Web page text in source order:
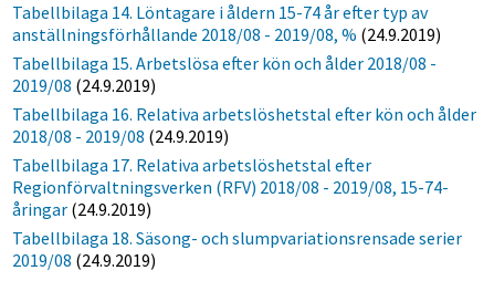
Tabellbilaga 14. Löntagare i åldern 15-74 år efter typ av
anställningsförhållande 2018/08 - 2019/08, % (24.9.2019)
Tabellbilaga 15. Arbetslösa efter kön och ålder 2018/08 -
2019/08 (24.9.2019)
Tabellbilaga 16. Relativa arbetslöshetstal efter kön och ålder
2018/08 - 2019/08 (24.9.2019)
Tabellbilaga 17. Relativa arbetslöshetstal efter
Regionförvaltningsverken (RFV) 2018/08 - 2019/08, 15-74-
åringar (24.9.2019)
Tabellbilaga 18. Säsong- och slumpvariationsrensade serier
2019/08 (24.9.2019)